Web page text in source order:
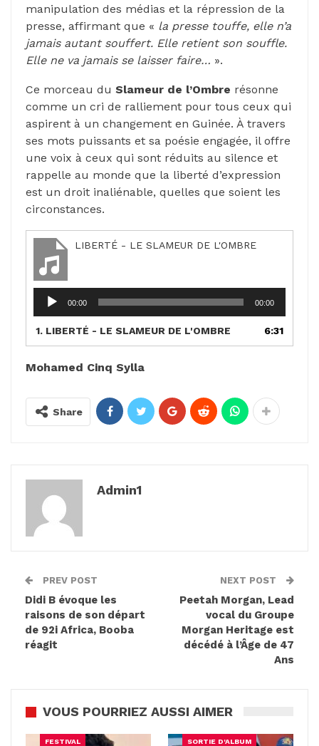
manipulation des médias et la répression de la
presse, affirmant que « la presse touffe, elle n’a
jamais autant souffert. Elle retient son souffle.
Elle ne va jamais se laisser faire… ».
Ce morceau du Slameur de l’Ombre résonne
comme un cri de ralliement pour tous ceux qui
aspirent à un changement en Guinée. À travers
ses mots puissants et sa poésie engagée, il offre
une voix à ceux qui sont réduits au silence et
rappelle au monde que la liberté d’expression
est un droit inaliénable, quelles que soient les
circonstances.
LIBERTÉ - LE SLAMEUR DE L'OMBRE
Lecteur
audio
00:00 00:00
1. LIBERTÉ - LE SLAMEUR DE L'OMBRE 6:31
Mohamed Cinq Sylla
Share
Admin1
PREV POST
Didi B évoque les
raisons de son départ
de 92i Africa, Booba
réagit
NEXT POST
Peetah Morgan, Lead
vocal du Groupe
Morgan Heritage est
décédé à l’Âge de 47
Ans
VOUS POURRIEZ AUSSI AIMER
FESTIVAL SORTIE D'ALBUM